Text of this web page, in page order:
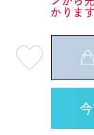
かります
08
月